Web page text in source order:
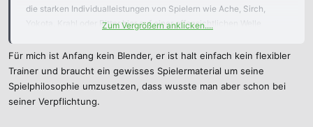
die starken Individualleistungen von Spielern wie Ache, Sirch,
Yokota, Krahl oder Ritter hier auf einer offensichtlichen Welle
wir im kommenden Jahr tatsächlich Unterschiedsspieler wie Ache,
Yokota, Krahl oder Sirch verlieren und qualitativ nichts
entsprechendes nachkommt oder wir ein Übergangsjahr
einzuplanen haben, sehe ich uns unter dem Trainer Markus Anfang
und seinen bisher gezeigten "Qualitäten" klar und deutlich im
Zum Vergrößern anklicken....
Für mich ist Anfang kein Blender, er ist halt einfach kein flexibler
Trainer und braucht ein gewisses Spielermaterial um seine
Spielphilosophie umzusetzen, dass wusste man aber schon bei
seiner Verpflichtung.